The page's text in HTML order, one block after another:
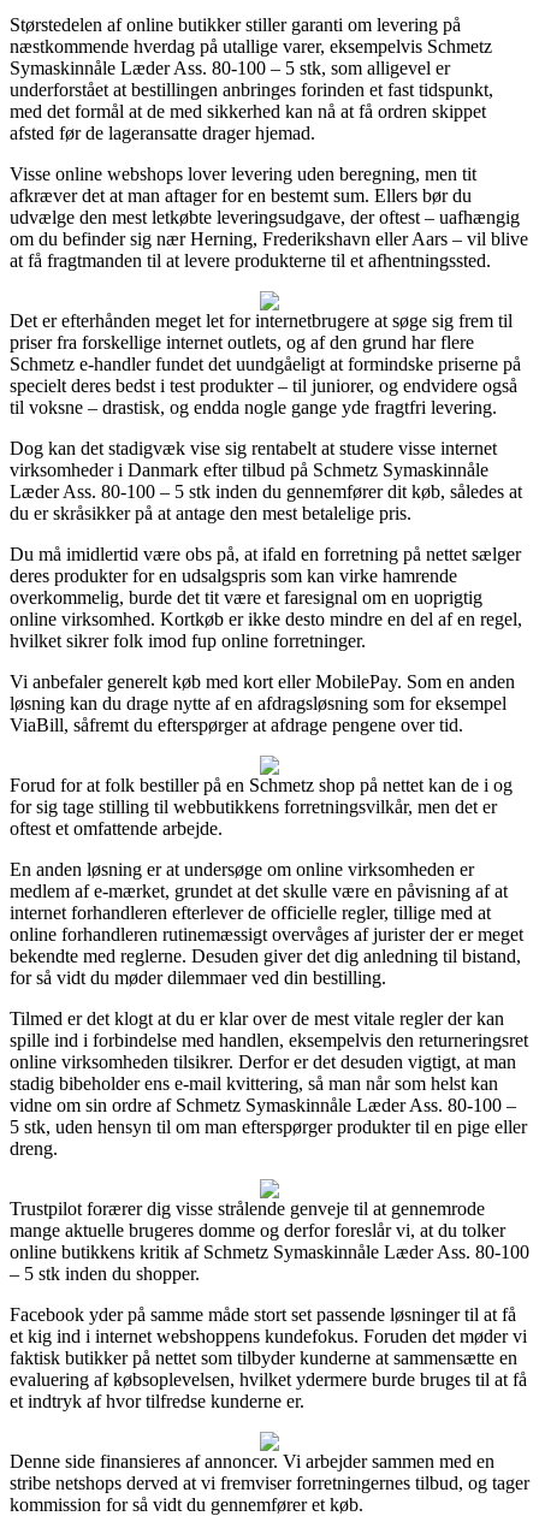
Størstedelen af online butikker stiller garanti om levering på
næstkommende hverdag på utallige varer, eksempelvis Schmetz
Symaskinnåle Læder Ass. 80-100 – 5 stk, som alligevel er
underforstået at bestillingen anbringes forinden et fast tidspunkt,
med det formål at de med sikkerhed kan nå at få ordren skippet
afsted før de lageransatte drager hjemad.
Visse online webshops lover levering uden beregning, men tit
afkræver det at man aftager for en bestemt sum. Ellers bør du
udvælge den mest letkøbte leveringsudgave, der oftest – uafhængig
om du befinder sig nær Herning, Frederikshavn eller Aars – vil blive
at få fragtmanden til at levere produkterne til et afhentningssted.
Det er efterhånden meget let for internetbrugere at søge sig frem til
priser fra forskellige internet outlets, og af den grund har flere
Schmetz e-handler fundet det uundgåeligt at formindske priserne på
specielt deres bedst i test produkter – til juniorer, og endvidere også
til voksne – drastisk, og endda nogle gange yde fragtfri levering.
Dog kan det stadigvæk vise sig rentabelt at studere visse internet
virksomheder i Danmark efter tilbud på Schmetz Symaskinnåle
Læder Ass. 80-100 – 5 stk inden du gennemfører dit køb, således at
du er skråsikker på at antage den mest betalelige pris.
Du må imidlertid være obs på, at ifald en forretning på nettet sælger
deres produkter for en udsalgspris som kan virke hamrende
overkommelig, burde det tit være et faresignal om en uoprigtig
online virksomhed. Kortkøb er ikke desto mindre en del af en regel,
hvilket sikrer folk imod fup online forretninger.
Vi anbefaler generelt køb med kort eller MobilePay. Som en anden
løsning kan du drage nytte af en afdragsløsning som for eksempel
ViaBill, såfremt du efterspørger at afdrage pengene over tid.
Forud for at folk bestiller på en Schmetz shop på nettet kan de i og
for sig tage stilling til webbutikkens forretningsvilkår, men det er
oftest et omfattende arbejde.
En anden løsning er at undersøge om online virksomheden er
medlem af e-mærket, grundet at det skulle være en påvisning af at
internet forhandleren efterlever de officielle regler, tillige med at
online forhandleren rutinemæssigt overvåges af jurister der er meget
bekendte med reglerne. Desuden giver det dig anledning til bistand,
for så vidt du møder dilemmaer ved din bestilling.
Tilmed er det klogt at du er klar over de mest vitale regler der kan
spille ind i forbindelse med handlen, eksempelvis den returneringsret
online virksomheden tilsikrer. Derfor er det desuden vigtigt, at man
stadig bibeholder ens e-mail kvittering, så man når som helst kan
vidne om sin ordre af Schmetz Symaskinnåle Læder Ass. 80-100 –
5 stk, uden hensyn til om man efterspørger produkter til en pige eller
dreng.
Trustpilot forærer dig visse strålende genveje til at gennemrode
mange aktuelle brugeres domme og derfor foreslår vi, at du tolker
online butikkens kritik af Schmetz Symaskinnåle Læder Ass. 80-100
– 5 stk inden du shopper.
Facebook yder på samme måde stort set passende løsninger til at få
et kig ind i internet webshoppens kundefokus. Foruden det møder vi
faktisk butikker på nettet som tilbyder kunderne at sammensætte en
evaluering af købsoplevelsen, hvilket ydermere burde bruges til at få
et indtryk af hvor tilfredse kunderne er.
Denne side finansieres af annoncer. Vi arbejder sammen med en
stribe netshops derved at vi fremviser forretningernes tilbud, og tager
kommission for så vidt du gennemfører et køb.